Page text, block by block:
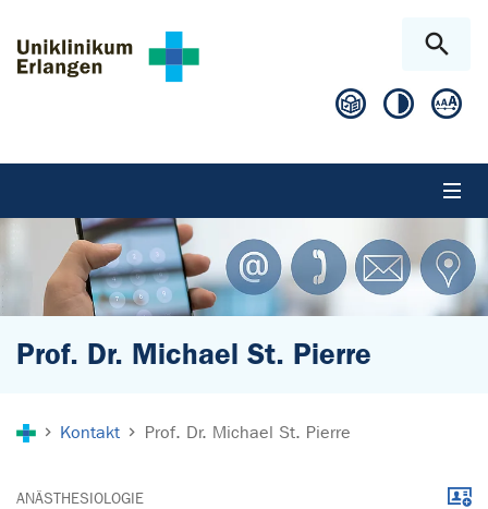
Prof. Dr. Michael St. Pierre
Kontakt Prof. Dr. Michael St. Pierre
ANÄSTHESIOLOGIE